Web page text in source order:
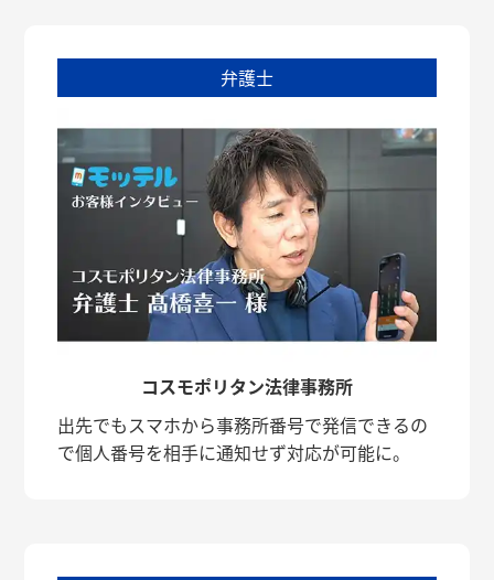
弁護士
コスモポリタン法律事務所
出先でもスマホから事務所番号で発信できるの
で個人番号を相手に通知せず対応が可能に。